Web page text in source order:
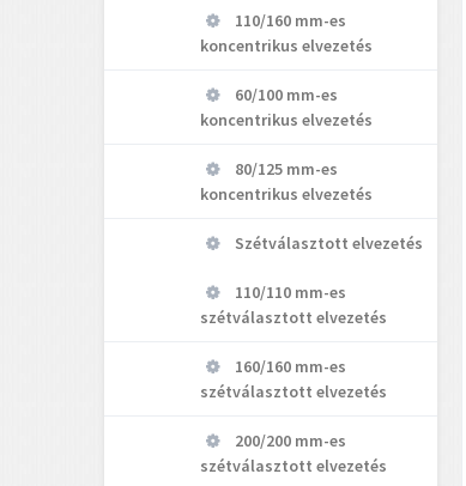
110/160 mm-es
koncentrikus elvezetés
60/100 mm-es
koncentrikus elvezetés
80/125 mm-es
koncentrikus elvezetés
Szétválasztott elvezetés
110/110 mm-es
szétválasztott elvezetés
160/160 mm-es
szétválasztott elvezetés
200/200 mm-es
szétválasztott elvezetés